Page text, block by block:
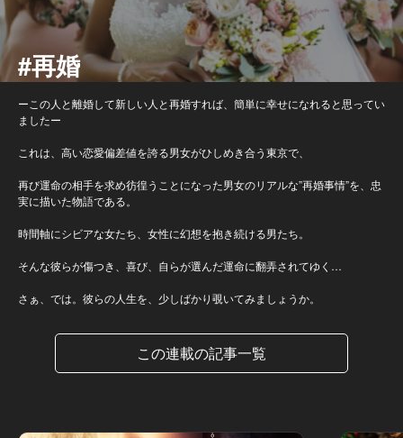
#再婚
ーこの人と離婚して新しい人と再婚すれば、簡単に幸せになれると思ってい
ましたー
これは、高い恋愛偏差値を誇る男女がひしめき合う東京で、
再び運命の相手を求め彷徨うことになった男女のリアルな”再婚事情”を、忠
実に描いた物語である。
時間軸にシビアな女たち、女性に幻想を抱き続ける男たち。
そんな彼らが傷つき、喜び、自らが選んだ運命に翻弄されてゆく…
さぁ、では。彼らの人生を、少しばかり覗いてみましょうか。
この連載の記事一覧